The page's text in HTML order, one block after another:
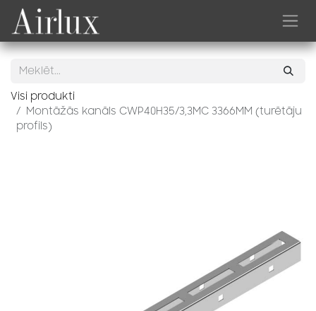
Skip to Content
Visi produkti
Montāžās kanāls CWP40H35/3,3MC 3366MM (turētāju
profils)